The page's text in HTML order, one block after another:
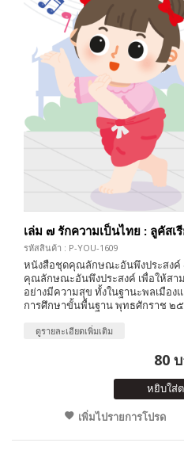
เล่ม ๗ รักความเป็นไทย : ลูคัสเ
รหัสสินค้า : P-YOU-1609
หนังสือชุดคุณลักษณะอันพึงประสงค์
คุณลักษณะอันพึงประสงค์ เพื่อให้สา
อย่างมีความสุข ทั้งในฐานะพลเมือ
การศึกษาขั้นพื้นฐาน พุทธศักราช ๒
ดูรายละเอียดเพิ่มเติม
80
หยิบใส่
เพิ่มไปรายการโปรด